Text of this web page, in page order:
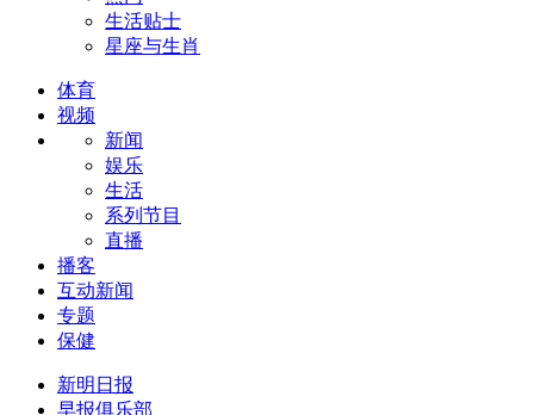
生活贴士
星座与生肖
体育
视频
新闻
娱乐
生活
系列节目
直播
播客
互动新闻
专题
保健
新明日报
早报俱乐部